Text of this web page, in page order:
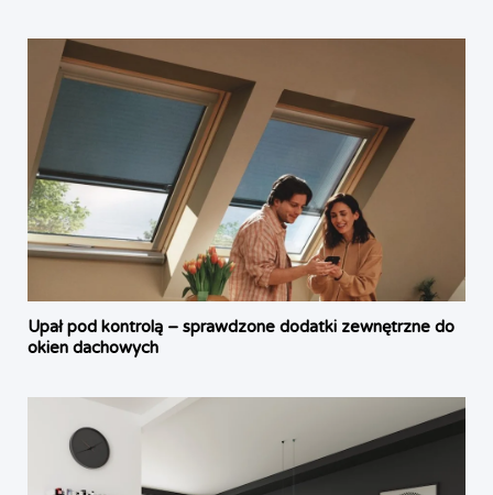
Upał pod kontrolą – sprawdzone dodatki zewnętrzne do
okien dachowych